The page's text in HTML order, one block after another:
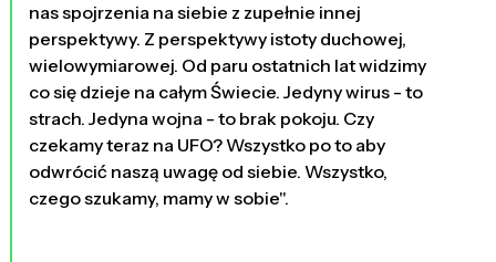
nas spojrzenia na siebie z zupełnie innej
perspektywy. Z perspektywy istoty duchowej,
wielowymiarowej. Od paru ostatnich lat widzimy
co się dzieje na całym Świecie. Jedyny wirus - to
strach. Jedyna wojna - to brak pokoju. Czy
czekamy teraz na UFO? Wszystko po to aby
odwrócić naszą uwagę od siebie. Wszystko,
czego szukamy, mamy w sobie".